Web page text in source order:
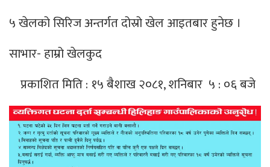
५ खेलको सिरिज अन्तर्गत दोस्रो खेल आइतबार हुनेछ ।
साभार- हाम्रो खेलकुद
प्रकाशित मिति : १५ बैशाख २०८१, शनिबार ५ : ०६ बजे